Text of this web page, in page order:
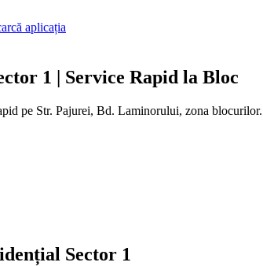
aplicația
1 | Service Rapid la Bloc
pe Str. Pajurei, Bd. Laminorului, zona
Sector 1